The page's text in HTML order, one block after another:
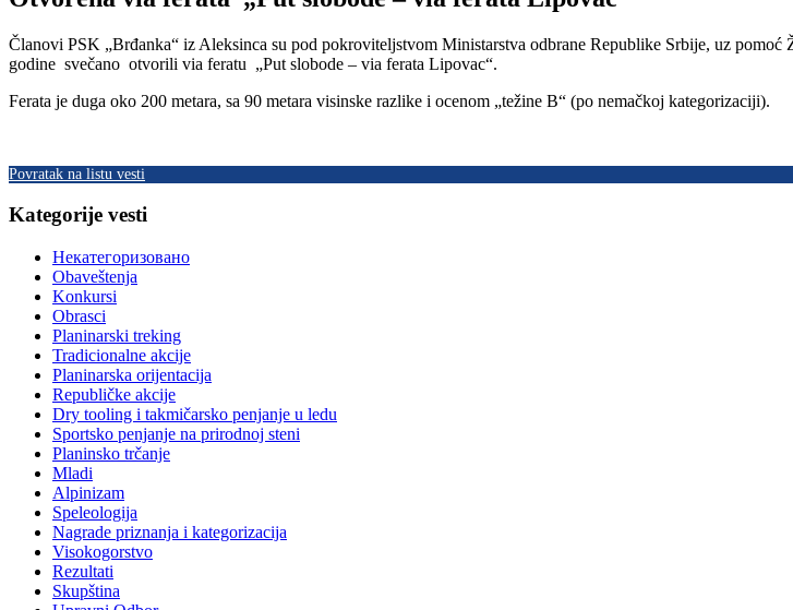
Članovi PSK „Brđanka“ iz Aleksinca su pod pokroviteljstvom Ministarstva odbrane Republike Srbije, uz
godine svečano otvorili via feratu „Put slobode – via ferata Lipovac“.
Ferata je duga oko 200 metara, sa 90 metara visinske razlike i ocenom „težine B“ (po nemačkoj kategorizaciji).
Povratak na listu vesti
Kategorije vesti
Некатегоризовано
Obaveštenja
Konkursi
Obrasci
Planinarski treking
Tradicionalne akcije
Planinarska orijentacija
Republičke akcije
Dry tooling i takmičarsko penjanje u ledu
Sportsko penjanje na prirodnoj steni
Planinsko trčanje
Mladi
Alpinizam
Speleologija
Nagrade priznanja i kategorizacija
Visokogorstvo
Rezultati
Skupština